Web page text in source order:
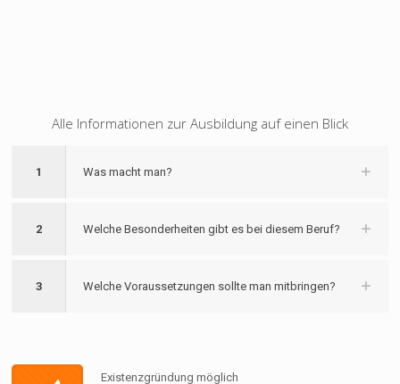
Alle Informationen zur Ausbildung auf einen Blick
1 Was macht man?
2 Welche Besonderheiten gibt es bei diesem Beruf?
3 Welche Voraussetzungen sollte man mitbringen?
Existenzgründung möglich